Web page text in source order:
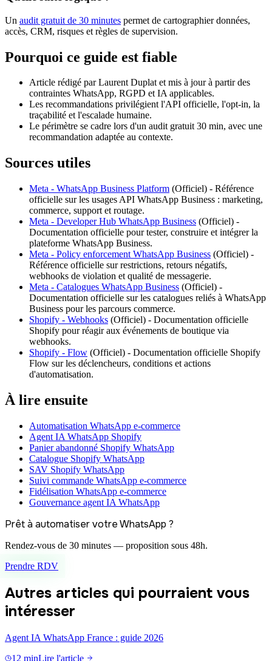
Un audit gratuit de 30 minutes permet de cartographier données,
accès, CRM, risques et règles de supervision.
Pourquoi ce guide est fiable
Article rédigé par Laurent Duplat et mis à jour à partir des
contraintes WhatsApp, RGPD et IA applicables.
Les recommandations privilégient l'API officielle, l'opt-in, la
traçabilité et l'escalade humaine.
Le périmètre se cadre lors d'un audit gratuit 30 min, avec une
recommandation adaptée au contexte.
Sources utiles
Meta - WhatsApp Business Platform (Officiel) - Référence
officielle sur les usages API WhatsApp Business : marketing,
commerce, support et routage.
Meta - Developer Hub WhatsApp Business (Officiel) -
Documentation officielle pour tester, construire et intégrer la
plateforme WhatsApp Business.
Meta - Policy enforcement WhatsApp Business (Officiel) -
Référence officielle sur restrictions, retours négatifs,
webhooks de violation et qualité de messagerie.
Meta - Catalogues WhatsApp Business (Officiel) -
Documentation officielle sur les catalogues reliés à WhatsApp
Business pour les parcours commerce.
Shopify - Webhooks (Officiel) - Documentation officielle
Shopify pour réagir aux événements de boutique via
webhooks.
Shopify - Flow (Officiel) - Documentation officielle Shopify
Flow sur les déclencheurs, conditions et actions
d'automatisation.
À lire ensuite
Automatisation WhatsApp e-commerce
Agent IA WhatsApp Shopify
Panier abandonné Shopify WhatsApp
Catalogue Shopify WhatsApp
SAV Shopify WhatsApp
Suivi commande WhatsApp e-commerce
Fidélisation WhatsApp e-commerce
Gouvernance agent IA WhatsApp
Prêt à automatiser votre WhatsApp ?
Rendez-vous de 30 minutes — proposition sous 48h.
Prendre RDV
Autres articles qui pourraient vous
intéresser
Agent IA WhatsApp France : guide 2026
12 minLire l'article